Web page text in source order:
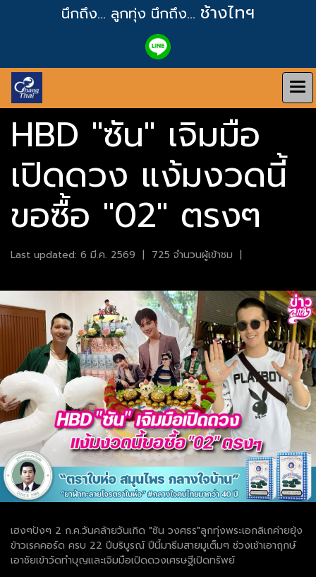
นึกถึง... ลูกทุ่ง นึกถึง... ช้างไทฯ
HBD "ซัน" เจิมมือ
เปิดดวง แง้มงวดนี้
ขอซื้อ "02" ตรงๆ
Last updated: 6 มี.ค. 2569 | 725 จำนวนผู้เข้าชม |
เฮงๆปังๆ 2 ก.ค.วันคล้ายวันเกิด "ซัน วงศธร"ลูกทุ่งพระเอกลิเกค่ายยุ้ง
ข้าวเรคคอร์ด ครบ 22 ปีบริบูรณ์ ปีนี้มาธีมสายมูเต็มๆ ช่วงเช้าเอาฤกษ์
เอาชัยเข้าวัดทำบุญและเจิมมือเปิดดวงเศรษฐีเปิดทรัพย์